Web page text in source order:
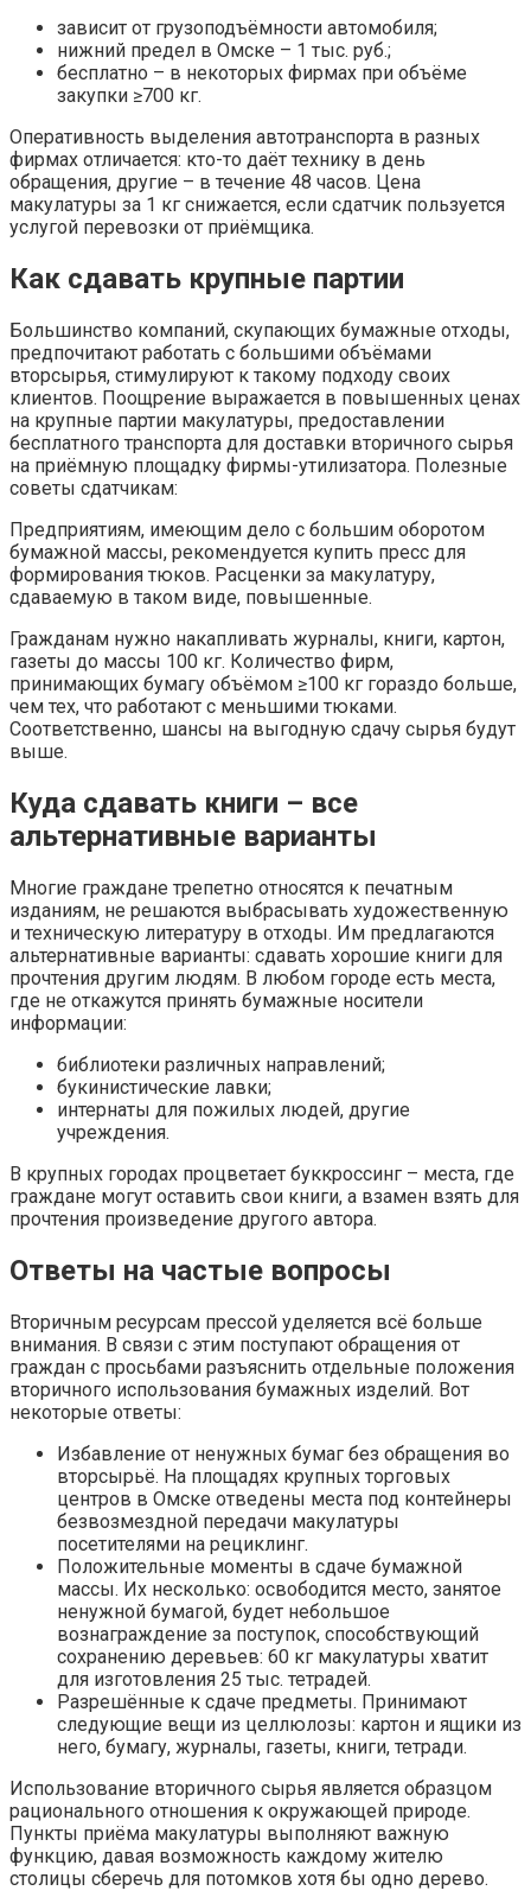
зависит от грузоподъёмности автомобиля;
нижний предел в Омске – 1 тыс. руб.;
бесплатно – в некоторых фирмах при объёме
закупки ≥700 кг.
Оперативность выделения автотранспорта в разных
фирмах отличается: кто-то даёт технику в день
обращения, другие – в течение 48 часов. Цена
макулатуры за 1 кг снижается, если сдатчик пользуется
услугой перевозки от приёмщика.
Как сдавать крупные партии
Большинство компаний, скупающих бумажные отходы,
предпочитают работать с большими объёмами
вторсырья, стимулируют к такому подходу своих
клиентов. Поощрение выражается в повышенных ценах
на крупные партии макулатуры, предоставлении
бесплатного транспорта для доставки вторичного сырья
на приёмную площадку фирмы-утилизатора. Полезные
советы сдатчикам:
Предприятиям, имеющим дело с большим оборотом
бумажной массы, рекомендуется купить пресс для
формирования тюков. Расценки за макулатуру,
сдаваемую в таком виде, повышенные.
Гражданам нужно накапливать журналы, книги, картон,
газеты до массы 100 кг. Количество фирм,
принимающих бумагу объёмом ≥100 кг гораздо больше,
чем тех, что работают с меньшими тюками.
Соответственно, шансы на выгодную сдачу сырья будут
выше.
Куда сдавать книги – все
альтернативные варианты
Многие граждане трепетно относятся к печатным
изданиям, не решаются выбрасывать художественную
и техническую литературу в отходы. Им предлагаются
альтернативные варианты: сдавать хорошие книги для
прочтения другим людям. В любом городе есть места,
где не откажутся принять бумажные носители
информации:
библиотеки различных направлений;
букинистические лавки;
интернаты для пожилых людей, другие
учреждения.
В крупных городах процветает буккроссинг – места, где
граждане могут оставить свои книги, а взамен взять для
прочтения произведение другого автора.
Ответы на частые вопросы
Вторичным ресурсам прессой уделяется всё больше
внимания. В связи с этим поступают обращения от
граждан с просьбами разъяснить отдельные положения
вторичного использования бумажных изделий. Вот
некоторые ответы:
Избавление от ненужных бумаг без обращения во
вторсырьё. На площадях крупных торговых
центров в Омске отведены места под контейнеры
безвозмездной передачи макулатуры
посетителями на рециклинг.
Положительные моменты в сдаче бумажной
массы. Их несколько: освободится место, занятое
ненужной бумагой, будет небольшое
вознаграждение за поступок, способствующий
сохранению деревьев: 60 кг макулатуры хватит
для изготовления 25 тыс. тетрадей.
Разрешённые к сдаче предметы. Принимают
следующие вещи из целлюлозы: картон и ящики из
него, бумагу, журналы, газеты, книги, тетради.
Использование вторичного сырья является образцом
рационального отношения к окружающей природе.
Пункты приёма макулатуры выполняют важную
функцию, давая возможность каждому жителю
столицы сберечь для потомков хотя бы одно дерево.